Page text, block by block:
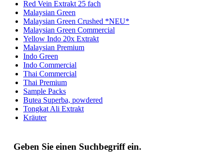
Red Vein Extrakt 25 fach
Malaysian Green
Malaysian Green Crushed *NEU*
Malaysian Green Commercial
Yellow Indo 20x Extrakt
Malaysian Premium
Indo Green
Indo Commercial
Thai Commercial
Thai Premium
Sample Packs
Butea Superba, powdered
Tongkat Ali Extrakt
Kräuter
Geben Sie einen Suchbegriff ein.